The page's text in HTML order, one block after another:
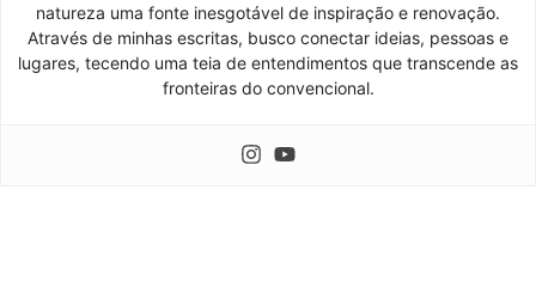
natureza uma fonte inesgotável de inspiração e renovação.
Através de minhas escritas, busco conectar ideias, pessoas e
lugares, tecendo uma teia de entendimentos que transcende as
fronteiras do convencional.